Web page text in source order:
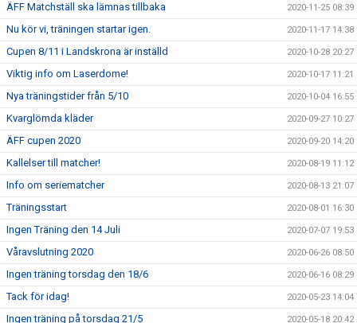
ÄFF Matchställ ska lämnas tillbaka 2020-11-25 08:39
Nu kör vi, träningen startar igen. 2020-11-17 14:38
Cupen 8/11 i Landskrona är inställd 2020-10-28 20:27
Viktig info om Laserdome! 2020-10-17 11:21
Nya träningstider från 5/10 2020-10-04 16:55
Kvarglömda kläder 2020-09-27 10:27
ÄFF cupen 2020 2020-09-20 14:20
Kallelser till matcher! 2020-08-19 11:12
Info om seriematcher 2020-08-13 21:07
Träningsstart 2020-08-01 16:30
Ingen Träning den 14 Juli 2020-07-07 19:53
Våravslutning 2020 2020-06-26 08:50
Ingen träning torsdag den 18/6 2020-06-16 08:29
Tack för idag! 2020-05-23 14:04
Ingen träning på torsdag 21/5 2020-05-18 20:42